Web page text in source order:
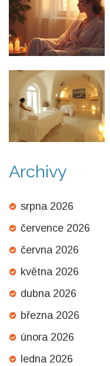
Archivy
srpna 2026
července 2026
června 2026
května 2026
dubna 2026
března 2026
února 2026
ledna 2026